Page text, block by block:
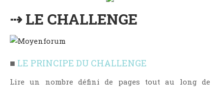
CONTACT
CATÉGORIES
Articles De Marion
⇢ LE CHALLENGE
■ LE PRINCIPE DU CHALLENGE
Lire un nombre défini de pages tout au long de